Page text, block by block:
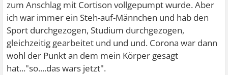
zum Anschlag mit Cortison vollgepumpt wurde. Aber
ich war immer ein Steh-auf-Männchen und hab den
Sport durchgezogen, Studium durchgezogen,
gleichzeitig gearbeitet und und und. Corona war dann
wohl der Punkt an dem mein Körper gesagt
hat..."so....das wars jetzt".